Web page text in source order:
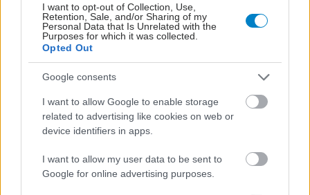
I want to opt-out of Collection, Use,
Retention, Sale, and/or Sharing of my
Personal Data that Is Unrelated with the
Purposes for which it was collected.
Opted Out
Google consents
I want to allow Google to enable storage
related to advertising like cookies on web or
device identifiers in apps.
I want to allow my user data to be sent to
Google for online advertising purposes.